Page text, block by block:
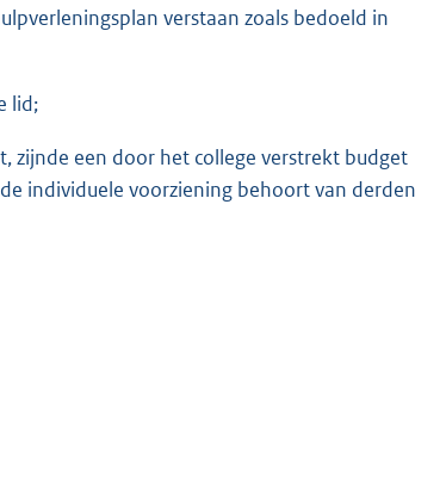
verstaan zoals bedoeld in
lid;
een door het college verstrekt budget
individuele voorziening behoort van derden